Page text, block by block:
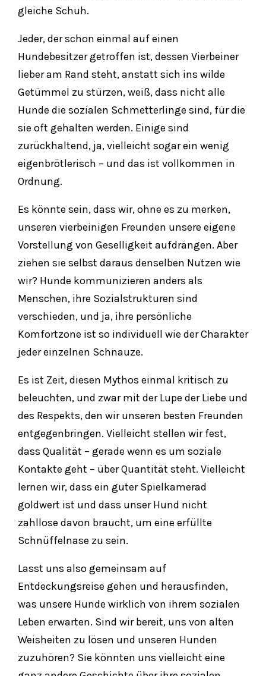
gleiche Schuh.
Jeder, der schon einmal auf einen
Hundebesitzer getroffen ist, dessen Vierbeiner
lieber am Rand steht, anstatt sich ins wilde
Getümmel zu stürzen, weiß, dass nicht alle
Hunde die sozialen Schmetterlinge sind, für die
sie oft gehalten werden. Einige sind
zurückhaltend, ja, vielleicht sogar ein wenig
eigenbrötlerisch – und das ist vollkommen in
Ordnung.
Es könnte sein, dass wir, ohne es zu merken,
unseren vierbeinigen Freunden unsere eigene
Vorstellung von Geselligkeit aufdrängen. Aber
ziehen sie selbst daraus denselben Nutzen wie
wir? Hunde kommunizieren anders als
Menschen, ihre Sozialstrukturen sind
verschieden, und ja, ihre persönliche
Komfortzone ist so individuell wie der Charakter
jeder einzelnen Schnauze.
Es ist Zeit, diesen Mythos einmal kritisch zu
beleuchten, und zwar mit der Lupe der Liebe und
des Respekts, den wir unseren besten Freunden
entgegenbringen. Vielleicht stellen wir fest,
dass Qualität – gerade wenn es um soziale
Kontakte geht – über Quantität steht. Vielleicht
lernen wir, dass ein guter Spielkamerad
goldwert ist und dass unser Hund nicht
zahllose davon braucht, um eine erfüllte
Schnüffelnase zu sein.
Lasst uns also gemeinsam auf
Entdeckungsreise gehen und herausfinden,
was unsere Hunde wirklich von ihrem sozialen
Leben erwarten. Sind wir bereit, uns von alten
Weisheiten zu lösen und unseren Hunden
zuzuhören? Sie könnten uns vielleicht eine